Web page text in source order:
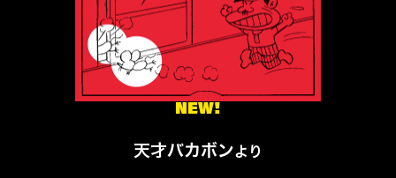
NEW!
天才バカボンより